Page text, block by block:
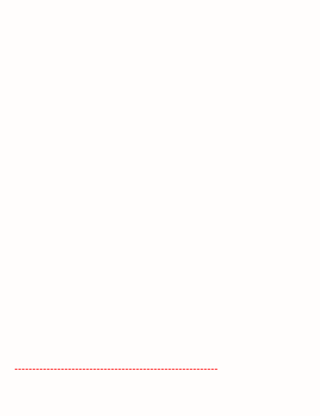
---------------------------------------------------------